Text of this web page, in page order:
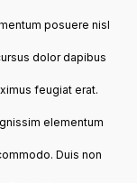
posuere nisl
dolor dapibus
feugiat erat.
elementum
Duis non